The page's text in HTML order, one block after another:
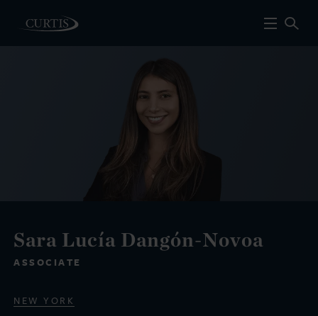
Sara Lucía Dangón-Novoa
ASSOCIATE
NEW YORK